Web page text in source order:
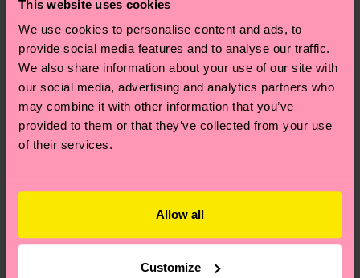
This website uses cookies
We use cookies to personalise content and ads, to
provide social media features and to analyse our traffic.
We also share information about your use of our site with
our social media, advertising and analytics partners who
may combine it with other information that you’ve
provided to them or that they’ve collected from your use
of their services.
Allow all
Customize
und die genaue Lieferzeit von der lokalen Post in
deinem Land abhängt.
Du hast Fragen zu einer Retoure? In unserem
Hilfebereich im Artikel
Retouren
findest du die
am häufigsten gestellten Fragen.
Ähnliche muster
Neuheit